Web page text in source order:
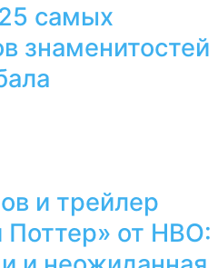
самых
знаменитостей
и трейлер
от HBO: